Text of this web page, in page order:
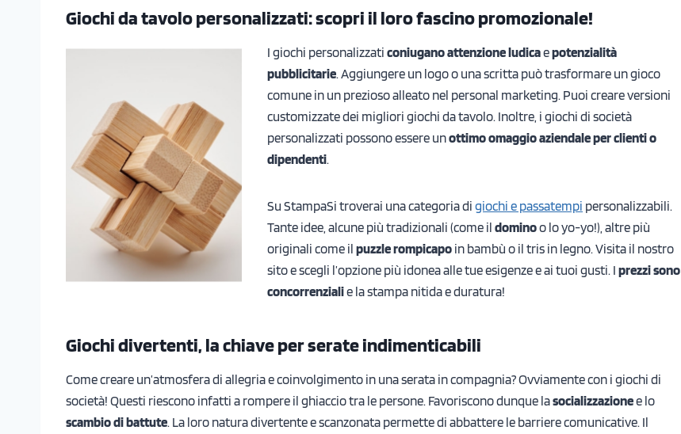
Giochi da tavolo personalizzati: scopri il loro fascino promozionale!
I giochi personalizzati coniugano attenzione ludicaepotenzialità
pubblicitarie. Aggiungere un logo o una scritta può trasformare un gioco
comune in un prezioso alleato nel personal marketing. Puoi creare versioni
customizzate dei migliori giochi da tavolo. Inoltre, i giochi di società
personalizzati possono essere unottimo omaggio aziendale per clienti o
dipendenti.
Su StampaSi troverai una categoria di giochi e passatempi personalizzabili.
Tante idee, alcune più tradizionali (come il dominoo lo yo-yo!), altre più
originali come il puzzle rompicapo in bambù o il tris in legno. Visita il nostro
sito e scegli l’opzione più idonea alle tue esigenze e ai tuoi gusti. I prezzi sono
concorrenzialie la stampa nitida e duratura!
Giochi divertenti, la chiave per serate indimenticabili
Come creare un’atmosfera di allegria e coinvolgimento in una serata in compagnia? Ovviamente con i giochi di
società! Questi riescono infatti a rompere il ghiaccio tra le persone. Favoriscono dunque lasocializzazionee lo
scambio di battute. La loro natura divertente e scanzonata permette di abbattere le barriere comunicative. Il